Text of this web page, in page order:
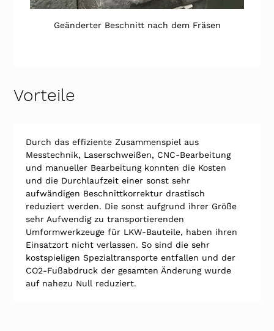
Geänderter Beschnitt nach dem Fräsen
Vorteile
Durch das effiziente Zusammenspiel aus
Messtechnik, Laserschweißen, CNC-Bearbeitung
und manueller Bearbeitung konnten die Kosten
und die Durchlaufzeit einer sonst sehr
aufwändigen Beschnittkorrektur drastisch
reduziert werden. Die sonst aufgrund ihrer Größe
sehr Aufwendig zu transportierenden
Umformwerkzeuge für LKW-Bauteile, haben ihren
Einsatzort nicht verlassen. So sind die sehr
kostspieligen Spezialtransporte entfallen und der
CO2-Fußabdruck der gesamten Änderung wurde
auf nahezu Null reduziert.